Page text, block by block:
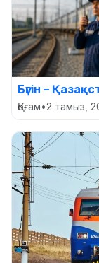
Бүгін –
Қоғам•2 тамыз,